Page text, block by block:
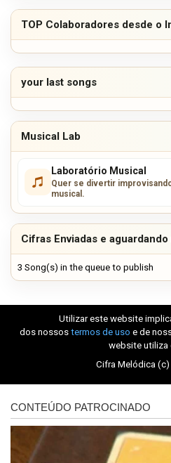
TOP Colaboradores desde o
your last songs
Musical Lab
Laboratório Musical
Quer se divertir
musical.
Cifras Enviadas e
3 Song(s) in the queue to publish
Utilizar este website
dos nossos termos de uso e de
website utiliza
Cifra Melódica (c)